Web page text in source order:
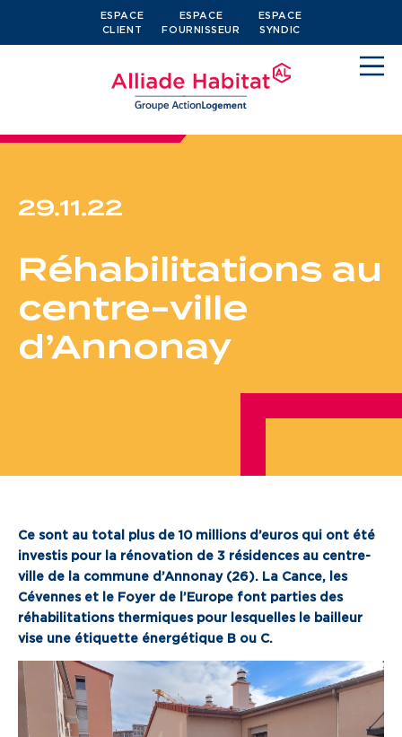
ESPACE
CLIENT
ESPACE
FOURNISSEUR
ESPACE
SYNDIC
Je cherche un logement
J’ai moins de 30 ans
Je suis salarié
Vous êtes partenaire
Services aux territoires
Services aux habitants
Innovation
Qui sommes-nous
Notre vision
29.11.22
Réhabilitations au
centre-ville
d’Annonay
Ce sont au total plus de 10 millions d’euros qui ont été
investis pour la rénovation de 3 résidences au centre-
ville de la commune d’Annonay (26). La Cance, les
Cévennes et le Foyer de l’Europe font parties des
réhabilitations thermiques pour lesquelles le bailleur
vise une étiquette énergétique B ou C.